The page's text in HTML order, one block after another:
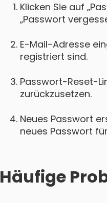
Klicken Sie auf
„Passwort
E-Mail-Adresse
registriert sind.
Passwort-Reset-
zurückzusetzen.
Neues Passwort
neues Passwort
Häufige